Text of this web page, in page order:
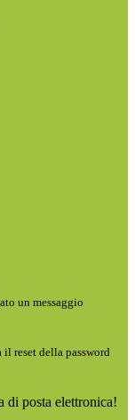
un messaggio
reset della password
di posta elettronica!